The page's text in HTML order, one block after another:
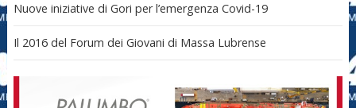
Nuove iniziative di Gori per l’emergenza Covid-19
Il 2016 del Forum dei Giovani di Massa Lubrense